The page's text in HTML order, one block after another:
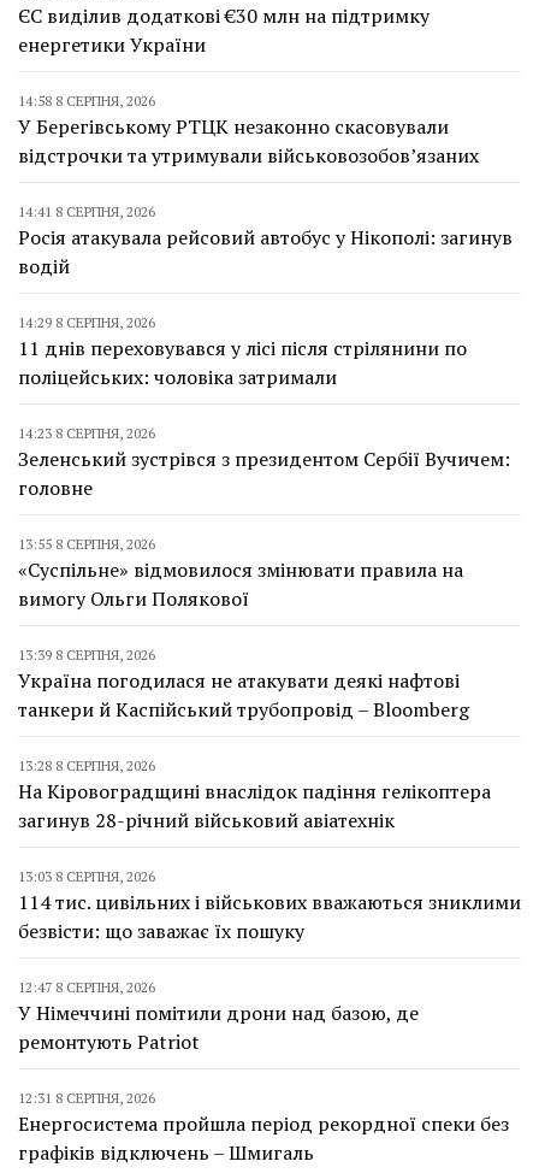
ЄС виділив додаткові €30 млн на підтримку
енергетики України
14:58 8 СЕРПНЯ, 2026
У Берегівському РТЦК незаконно скасовували
відстрочки та утримували військовозобов’язаних
14:41 8 СЕРПНЯ, 2026
Росія атакувала рейсовий автобус у Нікополі: загинув
водій
14:29 8 СЕРПНЯ, 2026
11 днів переховувався у лісі після стрілянини по
поліцейських: чоловіка затримали
14:23 8 СЕРПНЯ, 2026
Зеленський зустрівся з президентом Сербії Вучичем:
головне
13:55 8 СЕРПНЯ, 2026
«Суспільне» відмовилося змінювати правила на
вимогу Ольги Полякової
13:39 8 СЕРПНЯ, 2026
Україна погодилася не атакувати деякі нафтові
танкери й Каспійський трубопровід – Bloomberg
13:28 8 СЕРПНЯ, 2026
На Кіровоградщині внаслідок падіння гелікоптера
загинув 28-річний військовий авіатехнік
13:03 8 СЕРПНЯ, 2026
114 тис. цивільних і військових вважаються зниклими
безвісти: що заважає їх пошуку
12:47 8 СЕРПНЯ, 2026
У Німеччині помітили дрони над базою, де
ремонтують Patriot
12:31 8 СЕРПНЯ, 2026
Енергосистема пройшла період рекордної спеки без
графіків відключень – Шмигаль